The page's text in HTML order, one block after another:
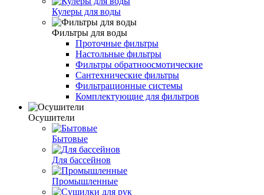
Кулеры для воды
Фильтры для воды
Проточные фильтры
Настольные фильтры
Фильтры обратноосмотические
Сантехнические фильтры
Фильтрационные системы
Комплектующие для фильтров
Осушители
Бытовые
Для бассейнов
Промышленные